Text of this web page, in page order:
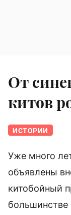
От
китов
ИСТОРИИ
Уже много
объявлены
китобойный
большинстве